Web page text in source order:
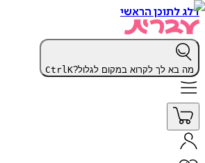
דלג לתוכן הראשי
מה בא לך לקרוא במקום לגלול? CtrlK